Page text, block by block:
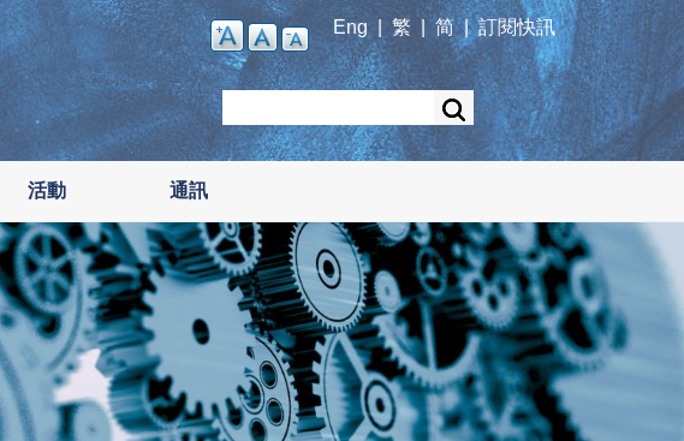
Eng 繁 简| 訂閱快訊
活動 通訊